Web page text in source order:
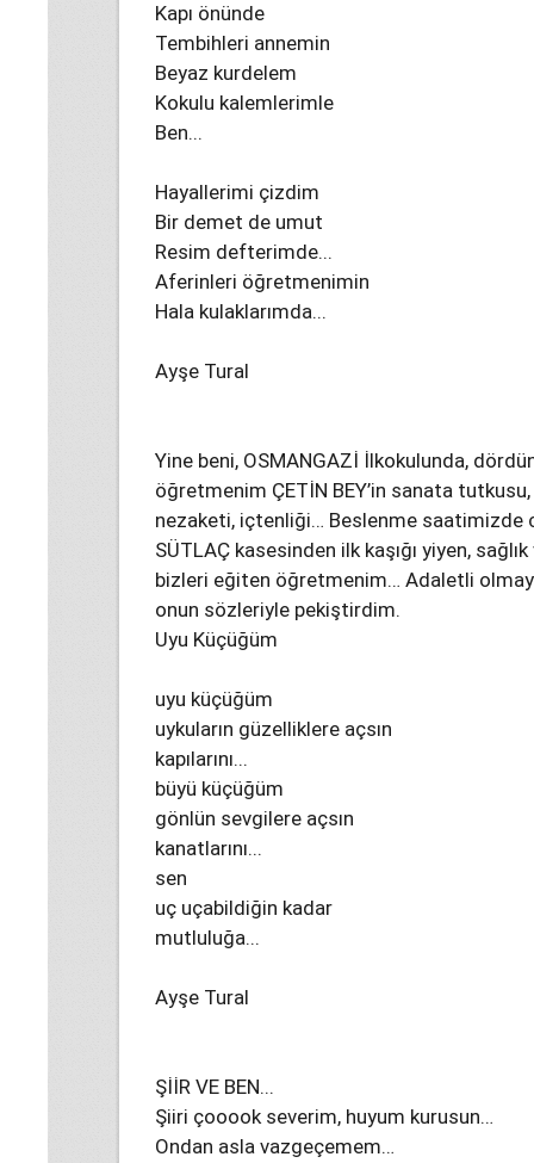
Kapı önünde
Tembihleri annemin
Beyaz kurdelem
Kokulu kalemlerimle
Ben...
Hayallerimi çizdim
Bir demet de umut
Resim defterimde...
Aferinleri öğretmenimin
Hala kulaklarımda...
Ayşe Tural
Yine beni, OSMANGAZİ İlkokulunda,
öğretmenim ÇETİN BEY’in sanata
nezaketi, içtenliği… Beslenme saatimizde
SÜTLAÇ kasesinden ilk kaşığı yiyen,
bizleri eğiten öğretmenim… Adaletli
onun sözleriyle pekiştirdim.
Uyu Küçüğüm
uyu küçüğüm
uykuların güzelliklere açsın
kapılarını...
büyü küçüğüm
gönlün sevgilere açsın
kanatlarını...
sen
uç uçabildiğin kadar
mutluluğa...
Ayşe Tural
ŞİİR VE BEN...
Şiiri çooook severim, huyum kurusun…
Ondan asla vazgeçemem…